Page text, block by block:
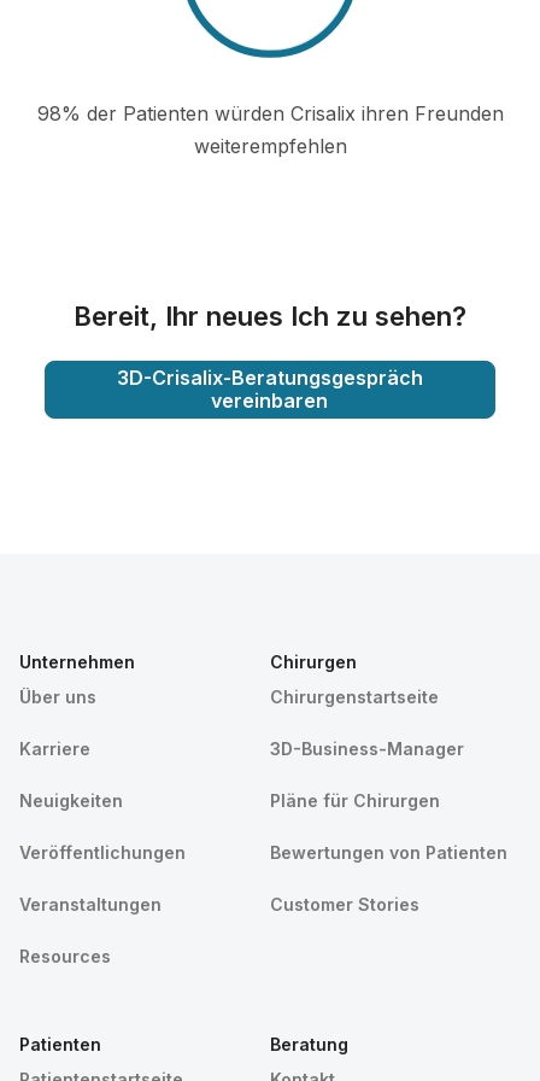
98% der Patienten würden Crisalix ihren Freunden
weiterempfehlen
Bereit, Ihr neues Ich zu sehen?
3D-Crisalix-Beratungsgespräch
vereinbaren
Unternehmen
Über uns
Karriere
Neuigkeiten
Veröffentlichungen
Veranstaltungen
Resources
Chirurgen
Chirurgenstartseite
3D-Business-Manager
Pläne für Chirurgen
Bewertungen von Patienten
Customer Stories
Patienten
Beratung